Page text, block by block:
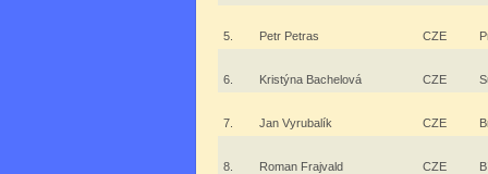
5. Petr Petras CZE
6. Kristýna Bachelová CZE
7. Jan Vyrubalík CZE
8. Roman Frajvald CZE